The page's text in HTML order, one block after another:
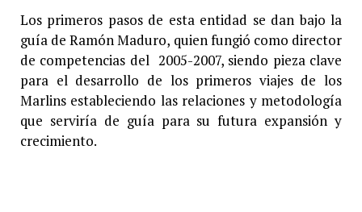
Los primeros pasos de esta entidad se dan bajo la
guía de Ramón Maduro, quien fungió como director
de competencias del 2005-2007, siendo pieza clave
para el desarrollo de los primeros viajes de los
Marlins estableciendo las relaciones y metodología
que serviría de guía para su futura expansión y
crecimiento.